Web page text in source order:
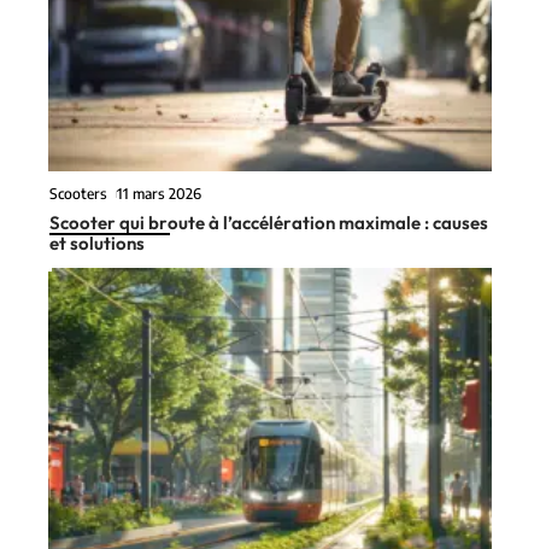
Scooters 11 mars 2026
Scooter qui broute à l’accélération maximale : causes
et solutions